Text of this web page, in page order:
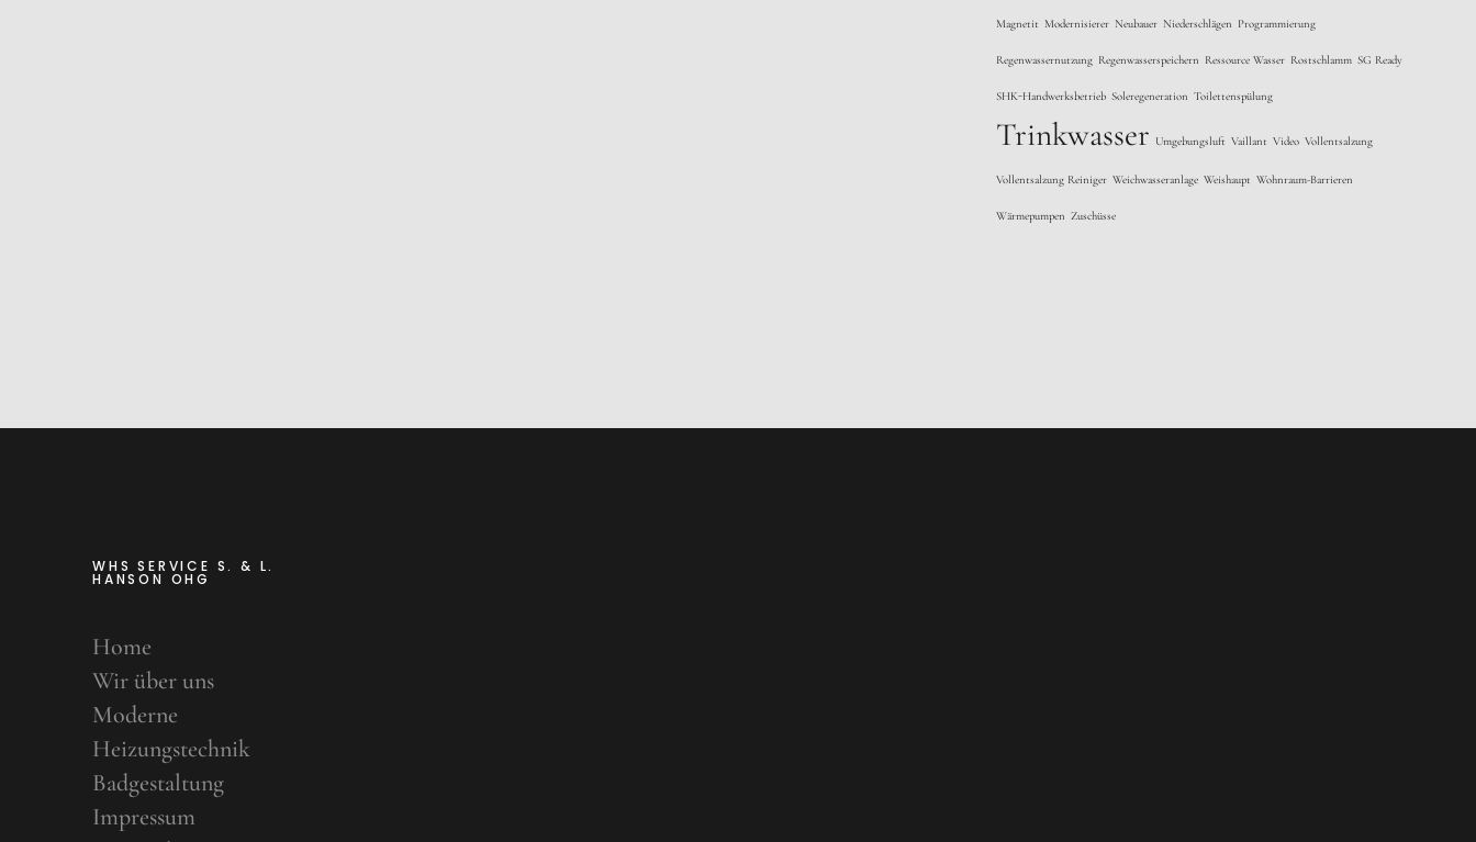
Magnetit Modernisierer Neubauer Niederschlägen Programmierung
Regenwassernutzung Regenwasserspeichern Ressource Wasser Rostschlamm SG Ready
SHK-Handwerksbetrieb Soleregeneration Toilettenspülung
Trinkwasser Umgebungsluft Vaillant Video Vollentsalzung
Vollentsalzung Reiniger Weichwasseranlage Weishaupt Wohnraum-Barrieren
Wärmepumpen Zuschüsse
WHS SERVICE S. & L.
HANSON OHG
Home
Wir über uns
Moderne
Heizungstechnik
Badgestaltung
Impressum